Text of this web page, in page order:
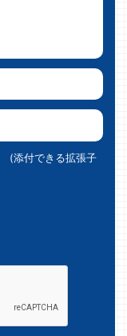
(添付できる拡張子